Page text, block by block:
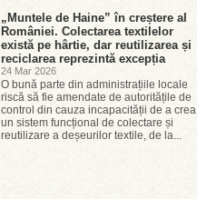
„Muntele de Haine” în creștere al
României. Colectarea textilelor
există pe hârtie, dar reutilizarea și
reciclarea reprezintă excepția
24 Mar 2026
O bună parte din administrațiile locale
riscă să fie amendate de autoritățile de
control din cauza incapacității de a crea
un sistem funcțional de colectare și
reutilizare a deșeurilor textile, de la...